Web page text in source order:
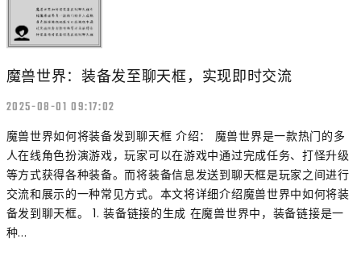
魔兽世界：装备发至聊天框，实现即时交流
2025-08-01 09:17:02
魔兽世界如何将装备发到聊天框 介绍： 魔兽世界是一款热门的多
人在线角色扮演游戏，玩家可以在游戏中通过完成任务、打怪升级
等方式获得各种装备。而将装备信息发送到聊天框是玩家之间进行
交流和展示的一种常见方式。本文将详细介绍魔兽世界中如何将装
备发到聊天框。 1. 装备链接的生成 在魔兽世界中，装备链接是一
种...